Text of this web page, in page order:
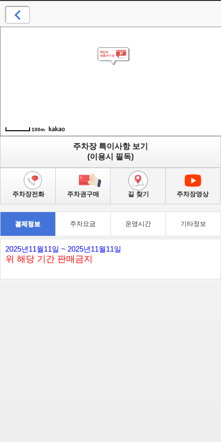
100m
주차장 특이사항 보기
(이용시 필독)
주차장전화 주차권구매 길 찾기 주차장영상
결제정보 주차요금 운영시간 기타정보
2025년11월11일 ~ 2025년11월11일
위 해당 기간 판매금지